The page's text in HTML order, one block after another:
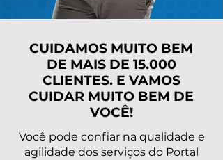
CUIDAMOS MUITO BEM
DE MAIS DE 15.000
CLIENTES. E VAMOS
CUIDAR MUITO BEM DE
VOCÊ!
Você pode confiar na qualidade e
agilidade dos serviços do Portal